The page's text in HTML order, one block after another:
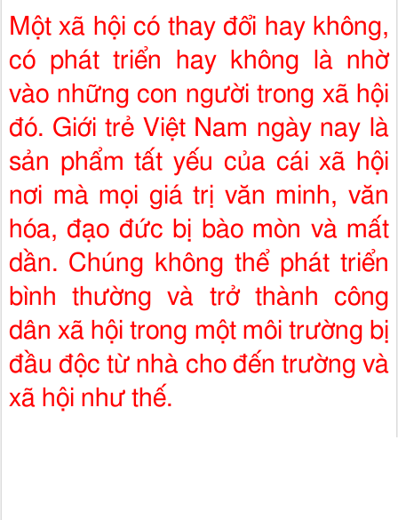
Một xã hội có thay đổi hay không,
có phát triển hay không là nhờ
vào những con người trong xã hội
đó. Giới trẻ Việt Nam ngày nay là
sản phẩm tất yếu của cái xã hội
nơi mà mọi giá trị văn minh, văn
hóa, đạo đức bị bào mòn và mất
dần. Chúng không thể phát triển
bình thường và trở thành công
dân xã hội trong một môi trường bị
đầu độc từ nhà cho đến trường và
xã hội như thế.